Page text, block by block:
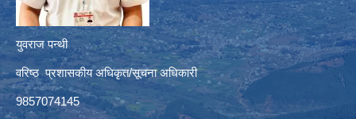
युवराज पन्थी
वरिष्ठ प्रशासकीय अधिकृत/सूचना अधिकारी
9857074145